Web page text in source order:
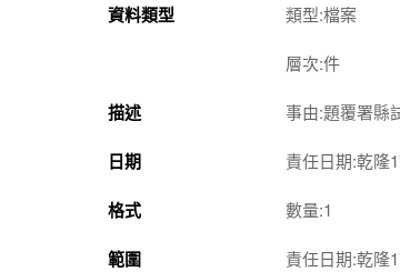
資料類型 類型:檔案
層次:件
描述 事由:題覆署縣
日期 責任日期:乾隆
格式 數量:1
範圍 責任日期:乾隆